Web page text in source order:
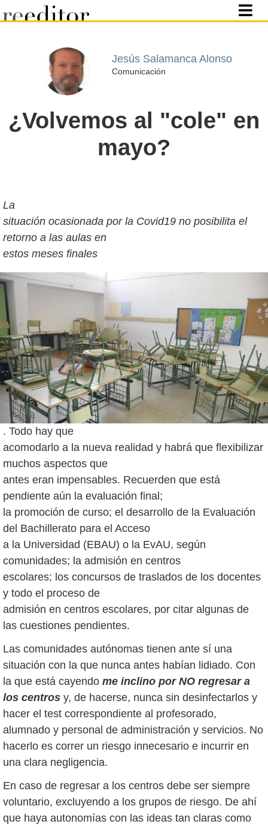
Jesús Salamanca Alonso
Comunicación
¿Volvemos al "cole" en
mayo?
La
situación ocasionada por la Covid19 no posibilita el
retorno a las aulas en
estos meses finales
. Todo hay que
acomodarlo a la nueva realidad y habrá que flexibilizar
muchos aspectos que
antes eran impensables. Recuerden que está
pendiente aún la evaluación final;
la promoción de curso; el desarrollo de la Evaluación
del Bachillerato para el Acceso
a la Universidad (EBAU) o la EvAU, según
comunidades; la admisión en centros
escolares; los concursos de traslados de los docentes
y todo el proceso de
admisión en centros escolares, por citar algunas de
las cuestiones pendientes.
Las comunidades autónomas tienen ante sí una
situación con la que nunca antes habían lidiado. Con
la que está cayendo me inclino por NO regresar a
los centros y, de hacerse, nunca sin desinfectarlos y
hacer el test correspondiente al profesorado,
alumnado y personal de administración y servicios. No
hacerlo es correr un riesgo innecesario e incurrir en
una clara negligencia.
En caso de regresar a los centros debe ser siempre
voluntario, excluyendo a los grupos de riesgo. De ahí
que haya autonomías con las ideas tan claras como